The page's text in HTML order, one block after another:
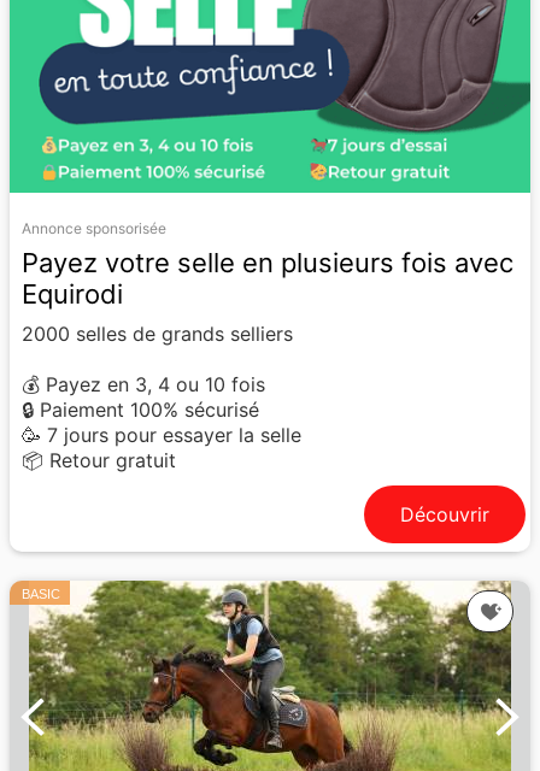
Annonce sponsorisée
Payez votre selle en plusieurs fois avec
Equirodi
2000 selles de grands selliers
💰 Payez en 3, 4 ou 10 fois
🔒 Paiement 100% sécurisé
🥳 7 jours pour essayer la selle
📦 Retour gratuit
Découvrir
BASIC